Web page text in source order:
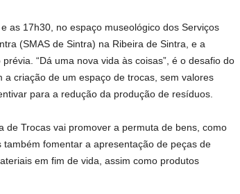
as 17h30, no espaço museológico dos Serviços
(SMAS de Sintra) na Ribeira de Sintra, e a
“Dá uma nova vida às coisas”, é o desafio do
criação de um espaço de trocas, sem valores
para a redução da produção de resíduos.
Trocas vai promover a permuta de bens, como
fomentar a apresentação de peças de
em fim de vida, assim como produtos